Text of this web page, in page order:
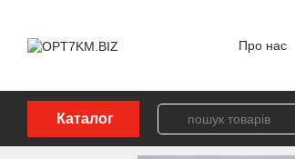
Про нас
Каталог